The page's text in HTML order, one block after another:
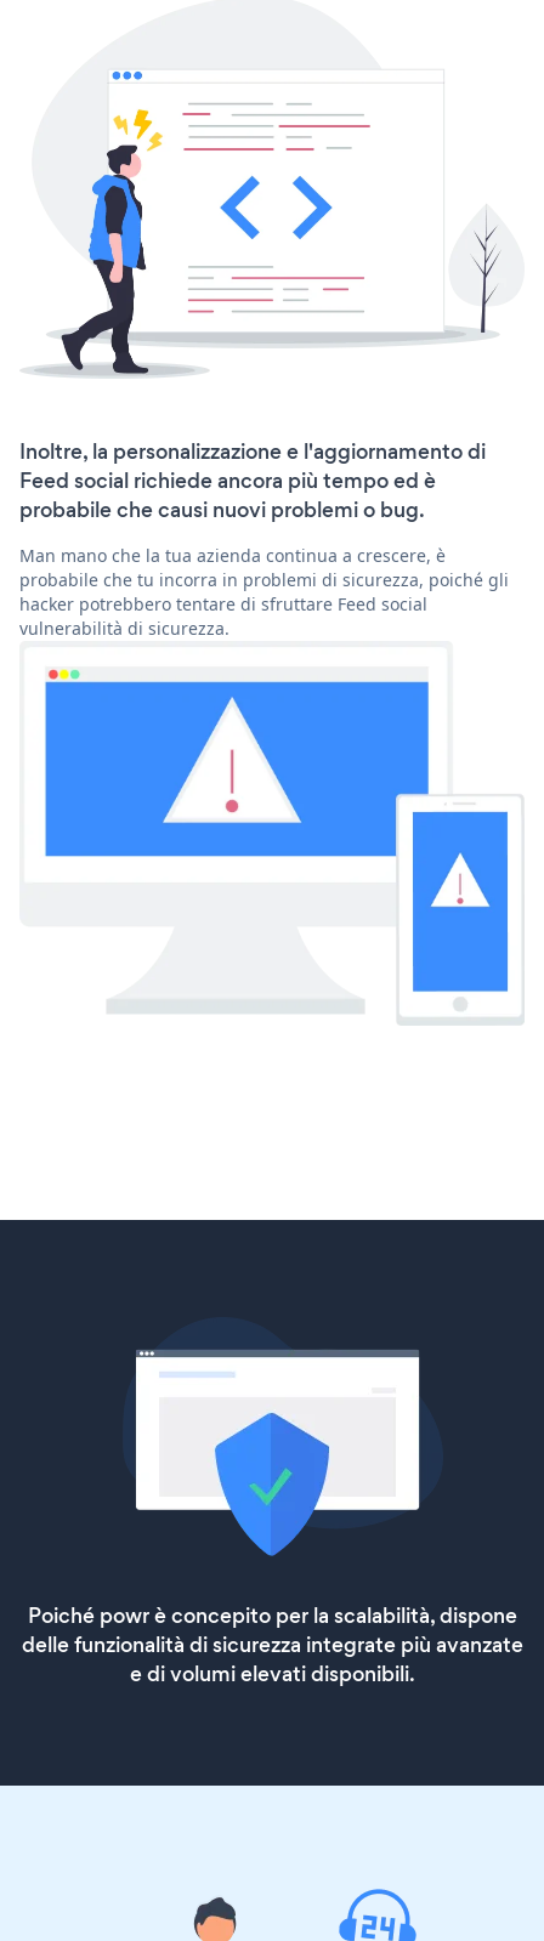
Inoltre, la personalizzazione e l'aggiornamento di
Feed social richiede ancora più tempo ed è
probabile che causi nuovi problemi o bug.
Man mano che la tua azienda continua a crescere, è
probabile che tu incorra in problemi di sicurezza, poiché gli
hacker potrebbero tentare di sfruttare Feed social
vulnerabilità di sicurezza.
Poiché powr è concepito per la scalabilità, dispone
delle funzionalità di sicurezza integrate più avanzate
e di volumi elevati disponibili.